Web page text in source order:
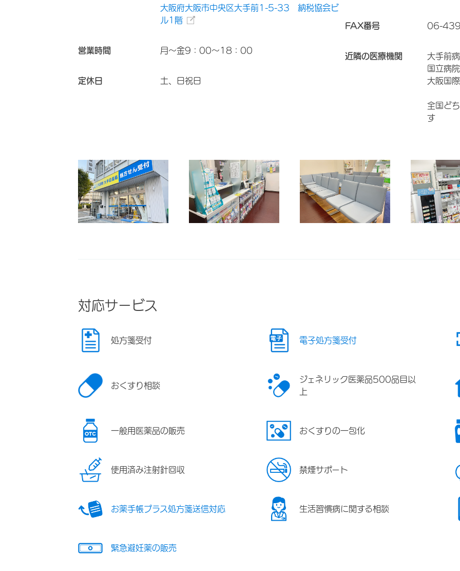
大阪府大阪市中央区大手前1-5-33 納税協会ビ
ル1階
営業時間 月～金9：00～18：00
定休日 土、日祝日
FAX番号 06-
近隣の医療機関
大手前
国立病
大阪国
全国ど
す
対応サービス
処方箋受付 電子処方箋受付
おくすり相談
ジェネリック医薬品500品目以
上
一般用医薬品の販売 おくすりの一包化
使用済み注射針回収 禁煙サポート
お薬手帳プラス処方箋送信対応 生活習慣病に関する相談
緊急避妊薬の販売